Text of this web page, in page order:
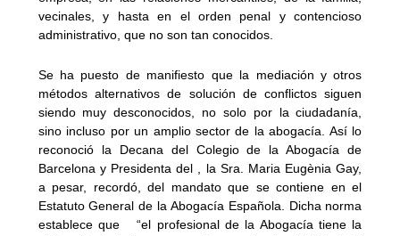
vecinales, y hasta en el orden penal y contencioso
administrativo, que no son tan conocidos.
Se ha puesto de manifiesto que la mediación y otros
métodos alternativos de solución de conflictos siguen
siendo muy desconocidos, no solo por la ciudadanía,
sino incluso por un amplio sector de la abogacía. Así lo
reconoció la Decana del Colegio de la Abogacía de
Barcelona y Presidenta del , la Sra. Maria Eugènia Gay,
a pesar, recordó, del mandato que se contiene en el
Estatuto General de la Abogacía Española. Dicha norma
establece que “el profesional de la Abogacía tiene la